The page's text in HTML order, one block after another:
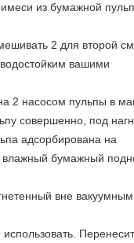
из бумажной
2 для второй
вашими
2 насосом пульпы в
совершенно, под
адсорбирована на
влажный бумажный
вне вакуумным